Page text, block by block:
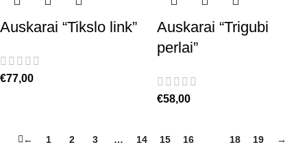
Auskarai “Tikslo link”
€77,00
Auskarai “Trigubi
perlai”
€58,00
← 1 2 3 … 14 15 16 18 19 →